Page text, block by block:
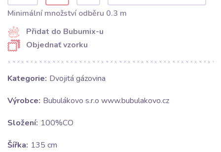
Minimální množství odběru 0.3 m
Přidat do Bubumix-u
Objednať vzorku
Kategorie: Dvojitá gázovina
Výrobce: Bubulákovo s.r.o www.bubulakovo.cz
Složení: 100%CO
Šířka: 135 cm